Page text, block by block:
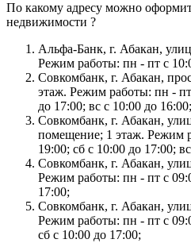
По какому адресу можно
недвижимости ?
Альфа-Банк, г. Абакан,
Режим работы: пн - пт с
Совкомбанк, г. Абакан,
этаж. Режим работы: пн -
до 17:00; вс с 10:00 до 16:00;
Совкомбанк, г. Абакан,
помещение; 1 этаж. Режим
19:00; сб с 10:00 до 17:00;
Совкомбанк, г. Абакан,
Режим работы: пн - пт с
17:00;
Совкомбанк, г. Абакан,
Режим работы: пн - пт с
сб с 10:00 до 17:00;